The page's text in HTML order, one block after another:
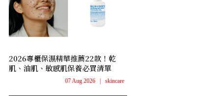
2026專櫃保濕精華推薦22款！乾
肌、油肌、敏感肌保養必買清單
07 Aug 2026 skincare